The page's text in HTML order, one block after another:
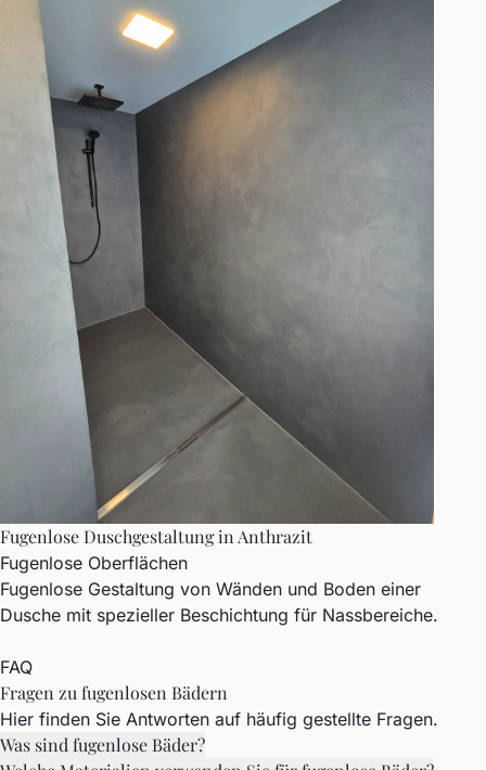
Fugenlose Duschgestaltung in Anthrazit
Fugenlose Oberflächen
Fugenlose Gestaltung von Wänden und Boden einer
Dusche mit spezieller Beschichtung für Nassbereiche.
FAQ
Fragen zu fugenlosen Bädern
Hier finden Sie Antworten auf häufig gestellte Fragen.
Was sind fugenlose Bäder?